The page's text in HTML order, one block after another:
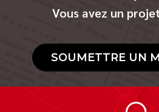
Vous avez un
SOUMETTRE UN